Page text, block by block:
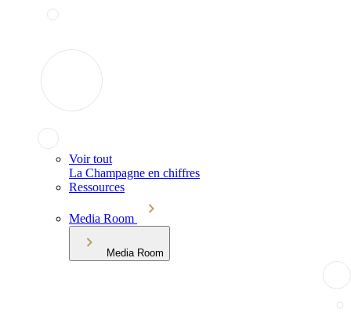
Voir tout
La Champagne en chiffres
Ressources
Media Room
Media Room